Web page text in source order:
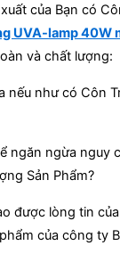
của Bạn có
UVA-lamp 40W
và chất lượng:
nếu như có Côn
ngăn ngừa nguy
Sản Phẩm?
được lòng tin
của công ty